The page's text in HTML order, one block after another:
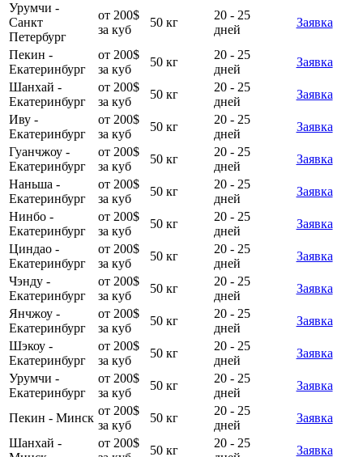
Урумчи -
Санкт
Петербург
от 200$
за куб
50 кг
20 - 25
дней
Заявка
Пекин -
Екатеринбург
от 200$
за куб
50 кг
20 - 25
дней
Заявка
Шанхай -
Екатеринбург
от 200$
за куб
50 кг
20 - 25
дней
Заявка
Иву -
Екатеринбург
от 200$
за куб
50 кг
20 - 25
дней
Заявка
Гуанчжоу -
Екатеринбург
от 200$
за куб
50 кг
20 - 25
дней
Заявка
Наньша -
Екатеринбург
от 200$
за куб
50 кг
20 - 25
дней
Заявка
Нинбо -
Екатеринбург
от 200$
за куб
50 кг
20 - 25
дней
Заявка
Циндао -
Екатеринбург
от 200$
за куб
50 кг
20 - 25
дней
Заявка
Чэнду -
Екатеринбург
от 200$
за куб
50 кг
20 - 25
дней
Заявка
Янчжоу -
Екатеринбург
от 200$
за куб
50 кг
20 - 25
дней
Заявка
Шэкоу -
Екатеринбург
от 200$
за куб
50 кг
20 - 25
дней
Заявка
Урумчи -
Екатеринбург
от 200$
за куб
50 кг
20 - 25
дней
Заявка
Пекин - Минск
от 200$
за куб
50 кг
20 - 25
дней
Заявка
Шанхай -
от 200$
50 кг
20 - 25
Заявка